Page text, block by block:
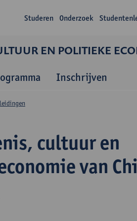
Studeren Onderzoek
EN POLITIEKE
Inschrijven
cultuur en
van